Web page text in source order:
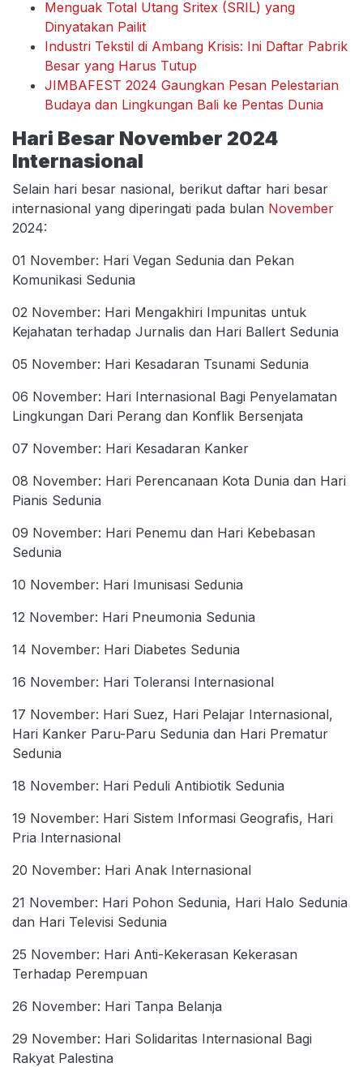
Menguak Total Utang Sritex (SRIL) yang
Dinyatakan Pailit
Industri Tekstil di Ambang Krisis: Ini Daftar Pabrik
Besar yang Harus Tutup
JIMBAFEST 2024 Gaungkan Pesan Pelestarian
Budaya dan Lingkungan Bali ke Pentas Dunia
Hari Besar November 2024
Internasional
Selain hari besar nasional, berikut daftar hari besar
internasional yang diperingati pada bulan November
2024:
01 November: Hari Vegan Sedunia dan Pekan
Komunikasi Sedunia
02 November: Hari Mengakhiri Impunitas untuk
Kejahatan terhadap Jurnalis dan Hari Ballert Sedunia
05 November: Hari Kesadaran Tsunami Sedunia
06 November: Hari Internasional Bagi Penyelamatan
Lingkungan Dari Perang dan Konflik Bersenjata
07 November: Hari Kesadaran Kanker
08 November: Hari Perencanaan Kota Dunia dan Hari
Pianis Sedunia
09 November: Hari Penemu dan Hari Kebebasan
Sedunia
10 November: Hari Imunisasi Sedunia
12 November: Hari Pneumonia Sedunia
14 November: Hari Diabetes Sedunia
16 November: Hari Toleransi Internasional
17 November: Hari Suez, Hari Pelajar Internasional,
Hari Kanker Paru-Paru Sedunia dan Hari Prematur
Sedunia
18 November: Hari Peduli Antibiotik Sedunia
19 November: Hari Sistem Informasi Geografis, Hari
Pria Internasional
20 November: Hari Anak Internasional
21 November: Hari Pohon Sedunia, Hari Halo Sedunia
dan Hari Televisi Sedunia
25 November: Hari Anti-Kekerasan Kekerasan
Terhadap Perempuan
26 November: Hari Tanpa Belanja
29 November: Hari Solidaritas Internasional Bagi
Rakyat Palestina